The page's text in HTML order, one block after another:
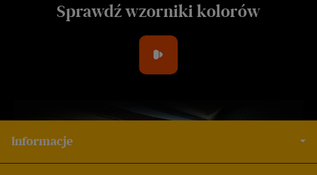
Sprawdź wzorniki kolorów
Informacje